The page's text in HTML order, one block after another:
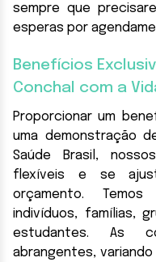
sempre que
esperas por
Benefícios
Conchal com a
Proporcionar um
uma demonstração
Saúde Brasil,
flexíveis e se
orçamento.
indivíduos, famílias,
estudantes. As
abrangentes,